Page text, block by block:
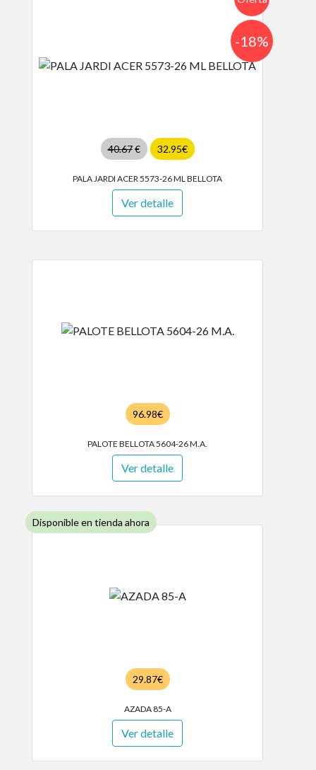
40.67€ 32.95€
-18%
PALA JARDI ACER 5573-26 ML BELLOTA
Ver detalle
96.98€
PALOTE BELLOTA 5604-26 M.A.
Ver detalle
Disponible en tienda ahora
29.87€
AZADA 85-A
Ver detalle